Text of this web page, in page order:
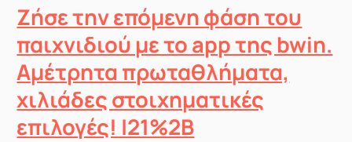
Ζήσε την επόμενη φάση του
παιχνιδιού με το app της bwin.
Αμέτρητα πρωταθλήματα,
χιλιάδες στοιχηματικές
επιλογές! |21%2B